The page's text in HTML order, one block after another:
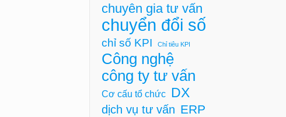
chuyên gia tư vấn
chuyển đổi số
chỉ số KPI Chỉ tiêu KPI
Công nghệ
công ty tư vấn
Cơ cấu tổ chức DX
dịch vụ tư vấn ERP